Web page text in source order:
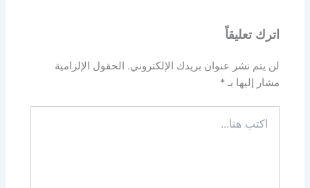
اترك تعليقاً
لن يتم نشر عنوان بريدك الإلكتروني. الحقول الإلزامية
مشار إليها بـ*
هنا...